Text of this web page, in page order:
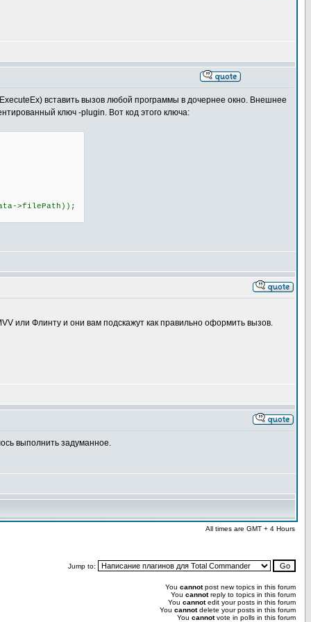
вставить вызов любой программы в дочернее окно. Внешнее
ключ -plugin. Вот код этого ключа:
>filePath));
или Флинту и они вам подскажут как правильно оформить вызов.
выполнить задуманное.
All times are GMT + 4 Hours
Jump to:
You cannotpost new topics in this forum
You cannotreply to topics in this forum
You cannotedit your posts in this forum
You cannotdelete your posts in this forum
You cannotvote in polls in this forum